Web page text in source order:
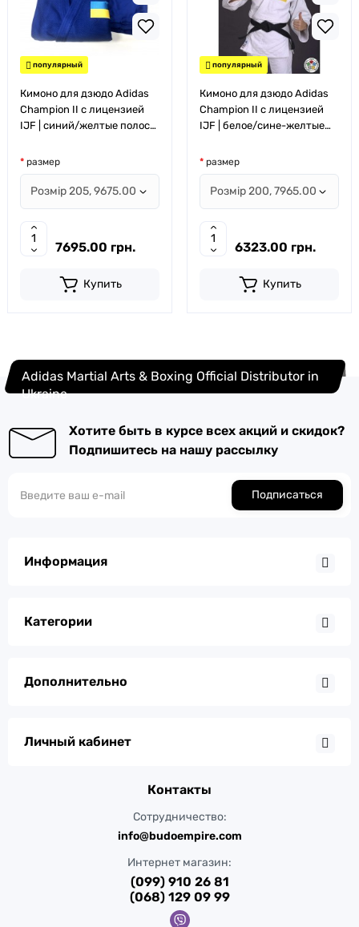
популярный
Кимоно для дзюдо Adidas
Champion II с лицензией
IJF | синий/желтые полосы
размер
7695.00 грн.
Купить
популярный
Кимоно для дзюдо Adidas
Champion II с лицензией
IJF | белое/сине-желтые
размер
6323.00 грн.
Купить
Adidas Martial Arts & Boxing Official Distributor in
Ukraine
Хотите быть в курсе всех акций и скидок?
Подпишитесь на нашу рассылку
Подписаться
Информация
Категории
Дополнительно
Личный кабинет
Контакты
Сотрудничество:
info@budoempire.com
Интернет магазин:
(099) 910 26 81
(068) 129 09 99